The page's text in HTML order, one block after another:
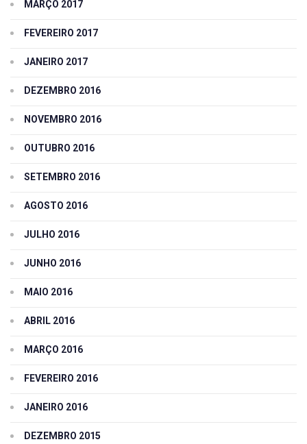
MARÇO 2017
FEVEREIRO 2017
JANEIRO 2017
DEZEMBRO 2016
NOVEMBRO 2016
OUTUBRO 2016
SETEMBRO 2016
AGOSTO 2016
JULHO 2016
JUNHO 2016
MAIO 2016
ABRIL 2016
MARÇO 2016
FEVEREIRO 2016
JANEIRO 2016
DEZEMBRO 2015